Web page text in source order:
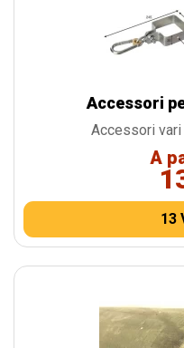
Accessori
Accessori vari
A
13